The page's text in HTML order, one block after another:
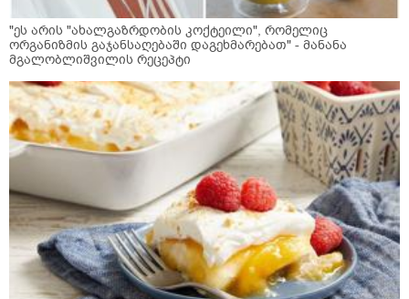
"ეს არის "ახალგაზრდობის კოქტეილი", რომელიც
ორგანიზმის გაჯანსაღებაში დაგეხმარებათ" - მანანა
მგალობლიშვილის რეცეპტი